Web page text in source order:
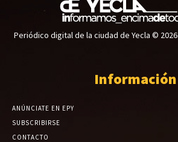
Periódico digital de la ciudad de Yecla © 2026
Información
ANÚNCIATE EN EPY
SUBSCRIBIRSE
CONTACTO